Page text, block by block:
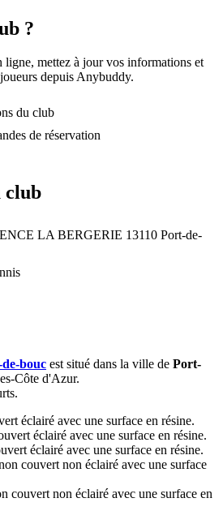
?
ligne, mettez à jour vos informations et
depuis Anybuddy.
du club
de réservation
club
LA BERGERIE 13110 Port-de-
bouc est situé dans la ville de Port-
Côte d'Azur.
éclairé avec une surface en résine.
éclairé avec une surface en résine.
éclairé avec une surface en résine.
couvert non éclairé avec une surface
couvert non éclairé avec une surface en